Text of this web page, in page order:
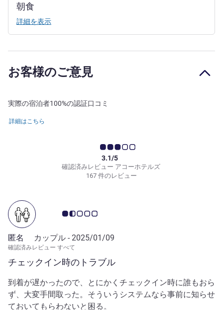
朝食
詳細を表示
お客様のご意見
実際の宿泊者100%の認証口コミ
詳細はこちら
確認済みレビュー アコーホテルズ
3.1/5
167 件のレビュー
チェックイン時のトラブル
お客さまの声 1.5/5
匿名 カップル - 2025/01/09
確認済みレビュー すべて
到着が遅かったので、とにかくチェックイン時に誰もおら
ず、大変手間取った。そういうシステムなら事前に知らせ
ておいてもらわないと困る。